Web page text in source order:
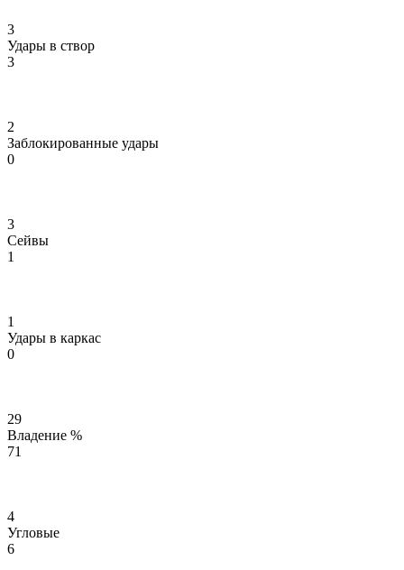
3
Удары в створ
3
2
Заблокированные удары
0
3
Сейвы
1
1
Удары в каркас
0
29
Владение %
71
4
Угловые
6